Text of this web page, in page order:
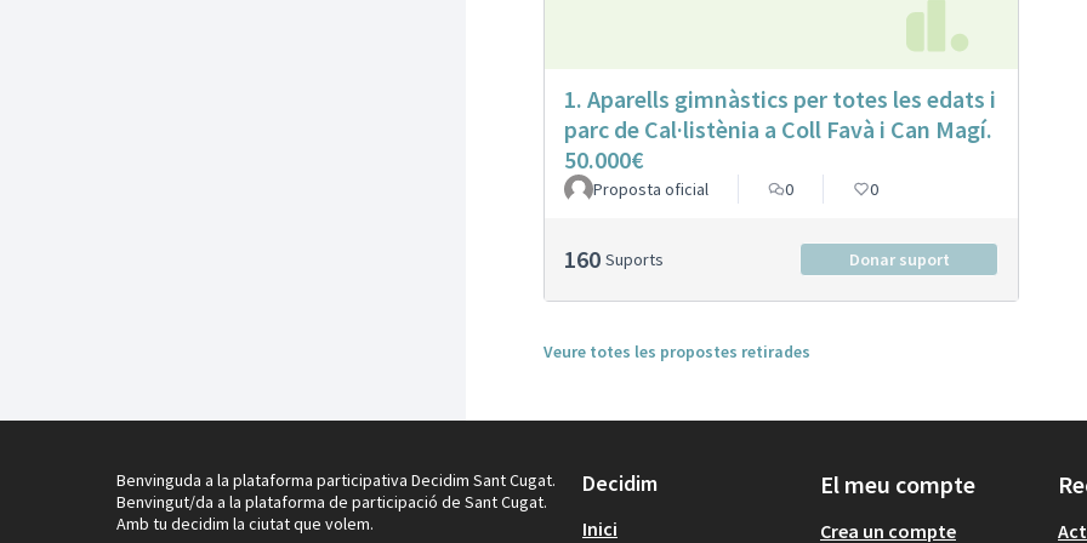
1. Aparells gimnàstics per totes les edats i
parc de Cal·listènia a Coll Favà i Can Magí.
50.000€
Proposta oficial 0 0
160 Suports Donar suport
Veure totes les propostes retirades
Benvinguda a la plataforma participativa Decidim Sant Cugat.
Benvingut/da a la plataforma de participació de Sant Cugat.
Amb tu decidim la ciutat que volem.
Decidim
Inici
El meu compte
Crea un compte